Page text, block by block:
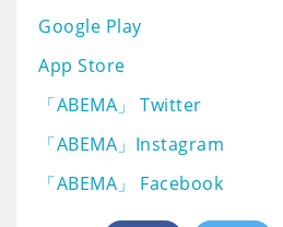
Google Play
App Store
「ABEMA」 Twitter
「ABEMA」Instagram
「ABEMA」 Facebook